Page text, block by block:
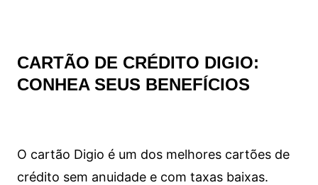
CARTÃO DE CRÉDITO DIGIO:
CONHEA SEUS BENEFÍCIOS
O cartão Digio é um dos melhores cartões de
crédito sem anuidade e com taxas baixas.